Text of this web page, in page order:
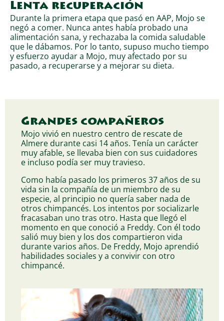
Lenta recuperación
Durante la primera etapa que pasó en AAP, Mojo se
negó a comer. Nunca antes había probado una
alimentación sana, y rechazaba la comida saludable
que le dábamos. Por lo tanto, supuso mucho tiempo
y esfuerzo ayudar a Mojo, muy afectado por su
pasado, a recuperarse y a mejorar su dieta.
Grandes compañeros
Mojo vivió en nuestro centro de rescate de
Almere durante casi 14 años. Tenía un carácter
muy afable, se llevaba bien con sus cuidadores
e incluso podía ser muy travieso.
Como había pasado los primeros 37 años de su
vida sin la compañía de un miembro de su
especie, al principio no quería saber nada de
otros chimpancés. Los intentos por socializarle
fracasaban uno tras otro. Hasta que llegó el
momento en que conoció a Freddy. Con él todo
salió muy bien y los dos compartieron vida
durante varios años. De Freddy, Mojo aprendió
habilidades sociales y a convivir con otro
chimpancé.